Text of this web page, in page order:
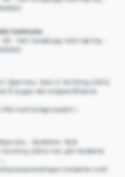
kommune
85 - fem boligbygg med næring -
i Bjørvika. Oslo S Utvikling (OSU)
å bygge det miljøsertifiserte
fikk-nytt-boligprosjekt-i-
Veidekke: Nytt
(OSU) har gitt Veidekke
pressemeldinger/veidekke-nytt-